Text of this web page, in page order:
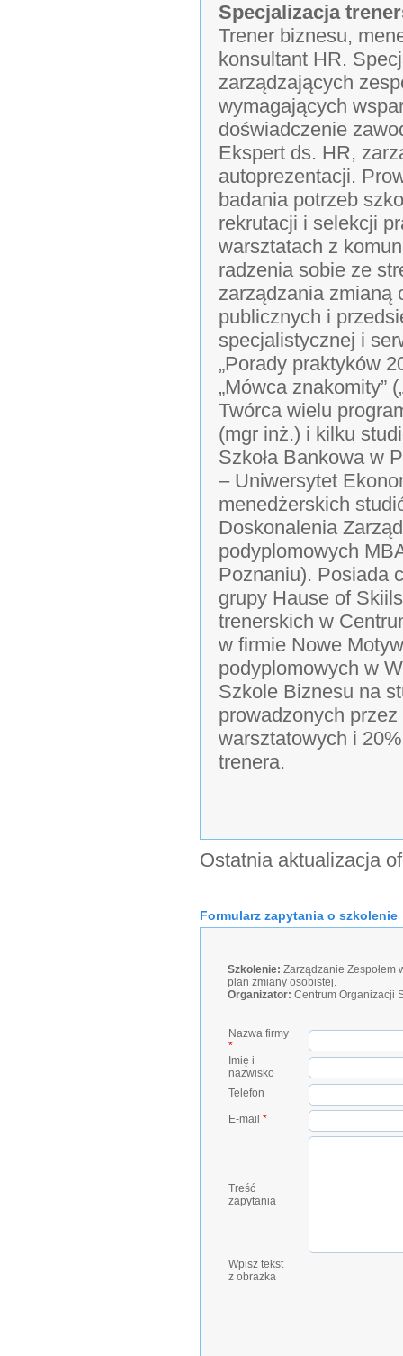
Specjalizacja
Trener biznesu,
konsultant HR.
zarządzających
wymagających
doświadczenie
Ekspert ds. HR,
autoprezentacji.
badania potrzeb
rekrutacji i selekcji
warsztatach z
radzenia sobie ze
zarządzania zmianą
publicznych i
specjalistycznej i
„Porady praktyków
„Mówca znakomity”
Twórca wielu
(mgr inż.) i kilku
Szkoła Bankowa w
– Uniwersytet
menedżerskich
Doskonalenia
podyplomowych
Poznaniu). Posiada
grupy Hause of
trenerskich w
w firmie Nowe
podyplomowych w
Szkole Biznesu na
prowadzonych
warsztatowych i
trenera.
Ostatnia aktualizacja
Formularz zapytania o szkolenie
Szkolenie: Zarządzanie Zespołem
plan zmiany osobistej.
Organizator: Centrum Organizacji
Nazwa firmy
*
Imię i
nazwisko
Telefon
E-mail *
Treść
zapytania
Wpisz tekst
z obrazka